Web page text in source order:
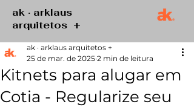
ak · arklaus
arquitetos +
Kitnets para alugar em
Cotia - Regularize seu
ak · arklaus arquitetos +
25 de mar. de 2025 2 min de leitura